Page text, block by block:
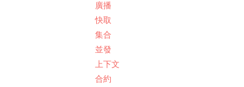
廣播
快取
集合
並發
上下文
合約